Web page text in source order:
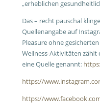
„erheblichen
Das – recht pauschal
Quellenangabe auf
Pleasure ohne
Wellness-Aktivitäten zählt
eine Quelle genannt:
https://
https://